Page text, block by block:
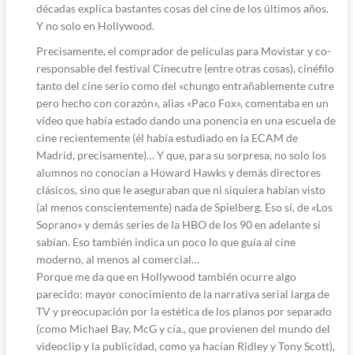
décadas explica bastantes cosas del cine de los últimos años.
Y no solo en Hollywood.
Precisamente, el comprador de películas para Movistar y co-
responsable del festival Cinecutre (entre otras cosas), cinéfilo
tanto del cine serio como del «chungo entrañablemente cutre
pero hecho con corazón», alias «Paco Fox», comentaba en un
vídeo que había estado dando una ponencia en una escuela de
cine recientemente (él había estudiado en la ECAM de
Madrid, precisamente)… Y que, para su sorpresa, no solo los
alumnos no conocían a Howard Hawks y demás directores
clásicos, sino que le aseguraban que ni siquiera habían visto
(al menos conscientemente) nada de Spielberg. Eso sí, de «Los
Soprano» y demás series de la HBO de los 90 en adelante sí
sabían. Eso también indica un poco lo que guía al cine
moderno, al menos al comercial…
Porque me da que en Hollywood también ocurre algo
parecido: mayor conocimiento de la narrativa serial larga de
TV y preocupación por la estética de los planos por separado
(como Michael Bay, McG y cía., que provienen del mundo del
videoclip y la publicidad, como ya hacían Ridley y Tony Scott),